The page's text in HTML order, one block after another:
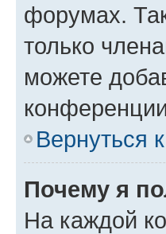
форумах.
только
можете
Вернуться
Почему я
На каждой